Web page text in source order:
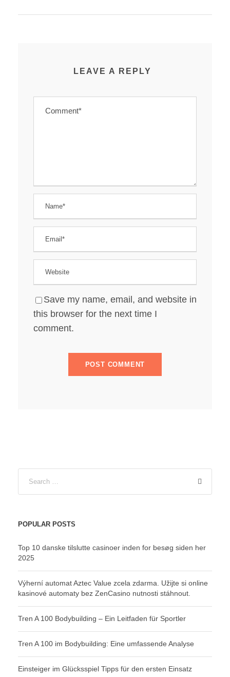
LEAVE A REPLY
Save my name, email, and website in
this browser for the next time I
comment.
POPULAR POSTS
Top 10 danske tilslutte casinoer inden for besøg siden her
2025
Výherní automat Aztec Value zcela zdarma. Užijte si online
kasinové automaty bez ZenCasino nutnosti stáhnout.
Tren A 100 Bodybuilding – Ein Leitfaden für Sportler
Tren A 100 im Bodybuilding: Eine umfassende Analyse
Einsteiger im Glücksspiel Tipps für den ersten Einsatz